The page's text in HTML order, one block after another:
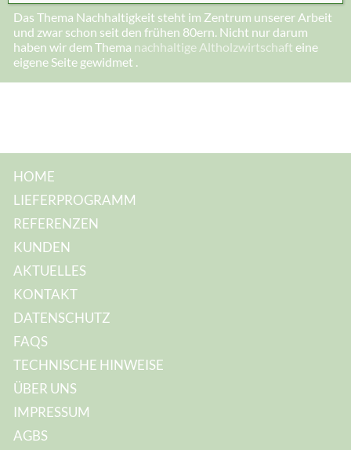
s
s
e
:
E
-
e
:
Das Thema Nachhaltigkeit steht im Zentrum unserer Arbeit
und zwar schon seit den frühen 80ern. Nicht nur darum
haben wir dem Thema nachhaltige Altholzwirtschaft eine
eigene Seite gewidmet .
HOME
LIEFERPROGRAMM
REFERENZEN
KUNDEN
AKTUELLES
KONTAKT
DATENSCHUTZ
FAQS
TECHNISCHE HINWEISE
ÜBER UNS
IMPRESSUM
AGBS